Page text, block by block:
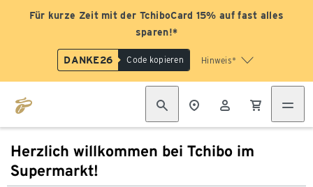
Für kurze Zeit mit der TchiboCard 15% auf fast alles
sparen!*
DANKE26 Code kopieren Hinweis*
Herzlich willkommen bei Tchibo im
Supermarkt!